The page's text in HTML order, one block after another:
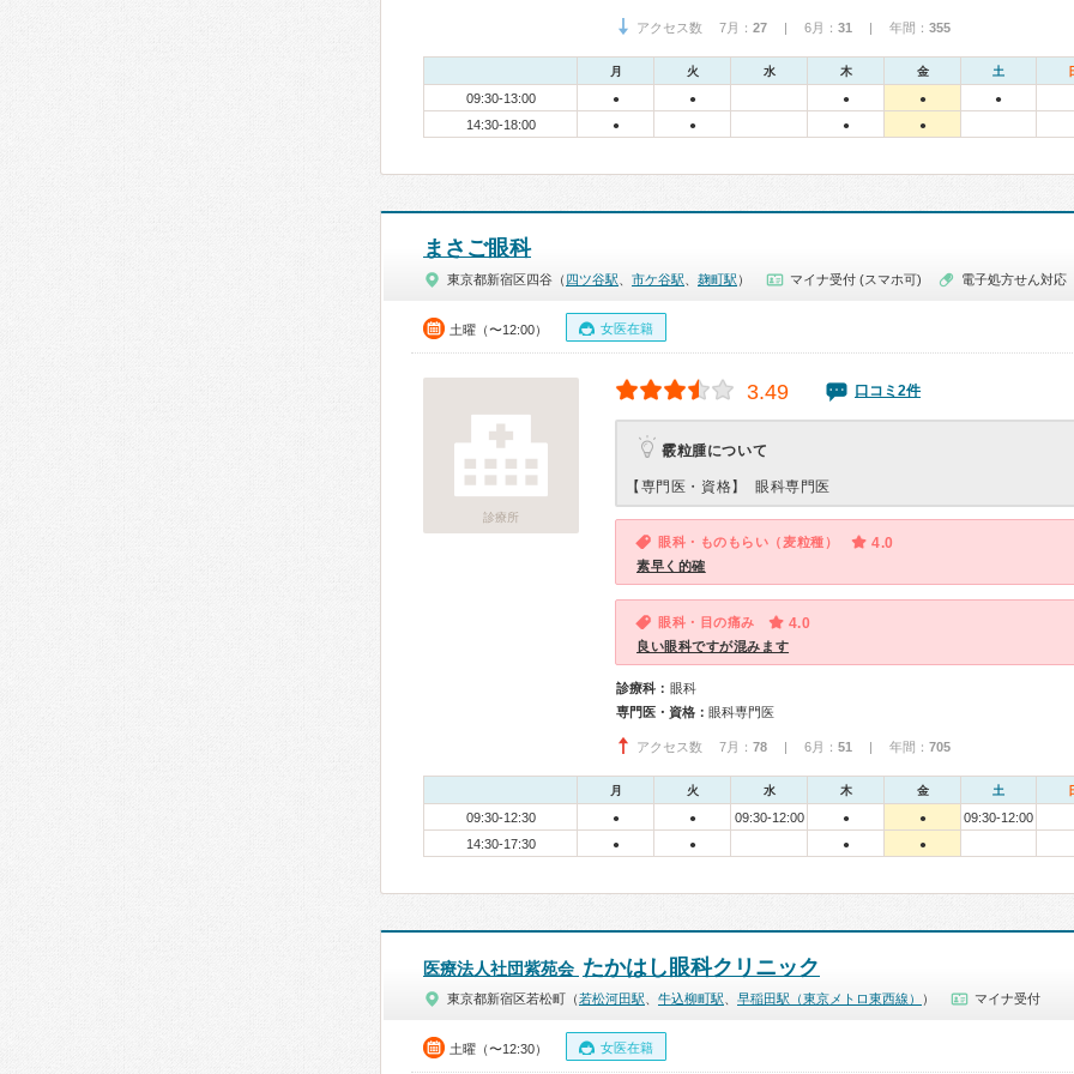
アクセス数 7月： 27 | 6月： 31 | 年間： 355
月 火 水 木 金 土
09:30-13:00 ● ● ● ● ●
14:30-18:00 ● ● ● ●
まさご眼科
東京都新宿区四谷（ 四ツ谷駅 市ケ谷駅 麹町駅 ） マイナ受付 (スマホ可) 電子処方せん対応
土曜（〜12:00） 女医在籍
診療所
3.49 口コミ2件
霰粒腫について
【専門医・資格】 眼科専門医
眼科・ものもらい（麦粒種） 4.0
素早く的確
眼科・目の痛み 4.0
良い眼科ですが混みます
診療科： 眼科
専門医・資格： 眼科専門医
アクセス数 7月： 78 | 6月： 51 | 年間： 705
月 火 水 木 金 土
09:30-12:30 ● ● 09:30-12:00 ● ●
09:30-12:00
14:30-17:30
● ● ● ●
医療法人社団紫苑会 たかはし眼科クリニック
東京都新宿区若松町（若松河田駅 牛込柳町駅 早稲田駅（東京メトロ東西線） ） マイナ受付
土曜（〜12:30） 女医在籍